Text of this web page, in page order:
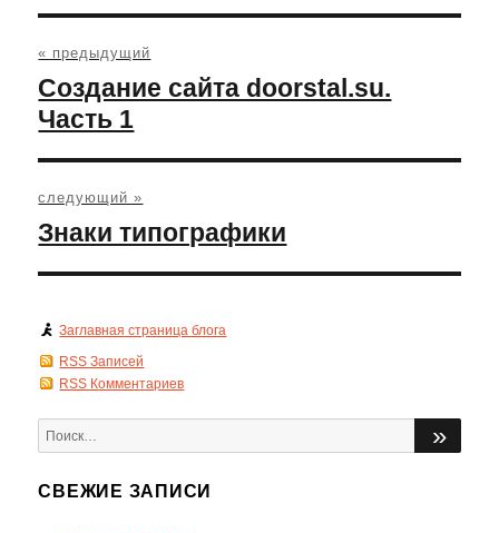
по
записям
« предыдущий
Предыдущая
запись:
Создание сайта doorstal.su.
Часть 1
следующий »
Следующая
запись:
Знаки типографики
Заглавная страница блога
RSS Записей
RSS Комментариев
СВЕЖИЕ ЗАПИСИ